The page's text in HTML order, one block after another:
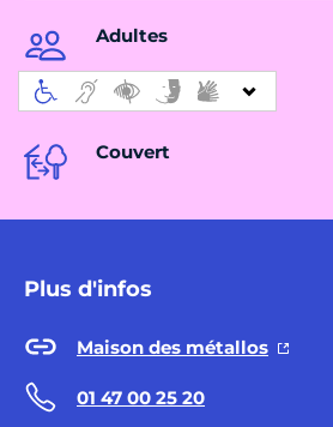
Adultes
Couvert
Plus d'infos
Maison des métallos
01 47 00 25 20